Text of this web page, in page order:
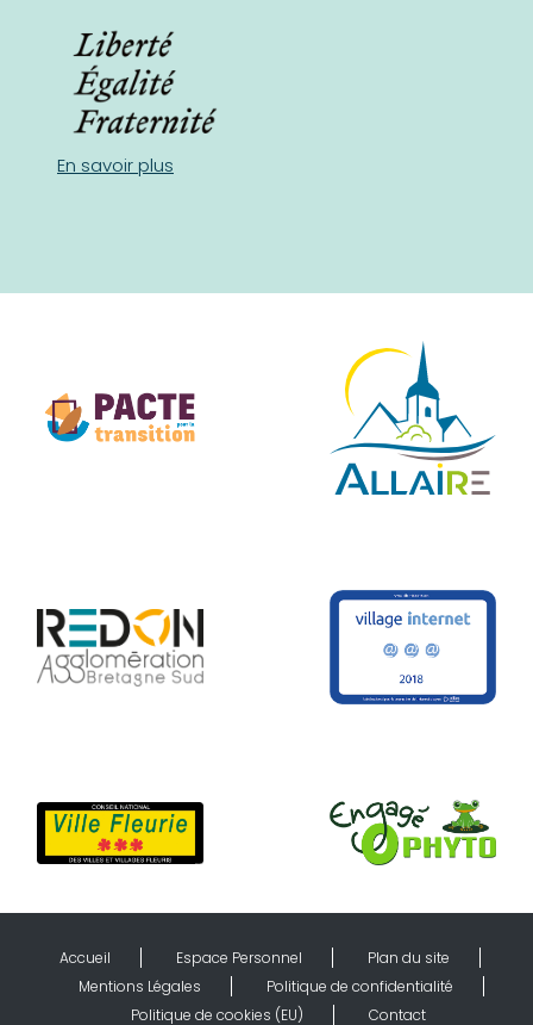
En savoir plus
Accueil Espace Personnel
Plan du site
Mentions Légales
Politique de confidentialité
Politique de cookies (EU)
Contact